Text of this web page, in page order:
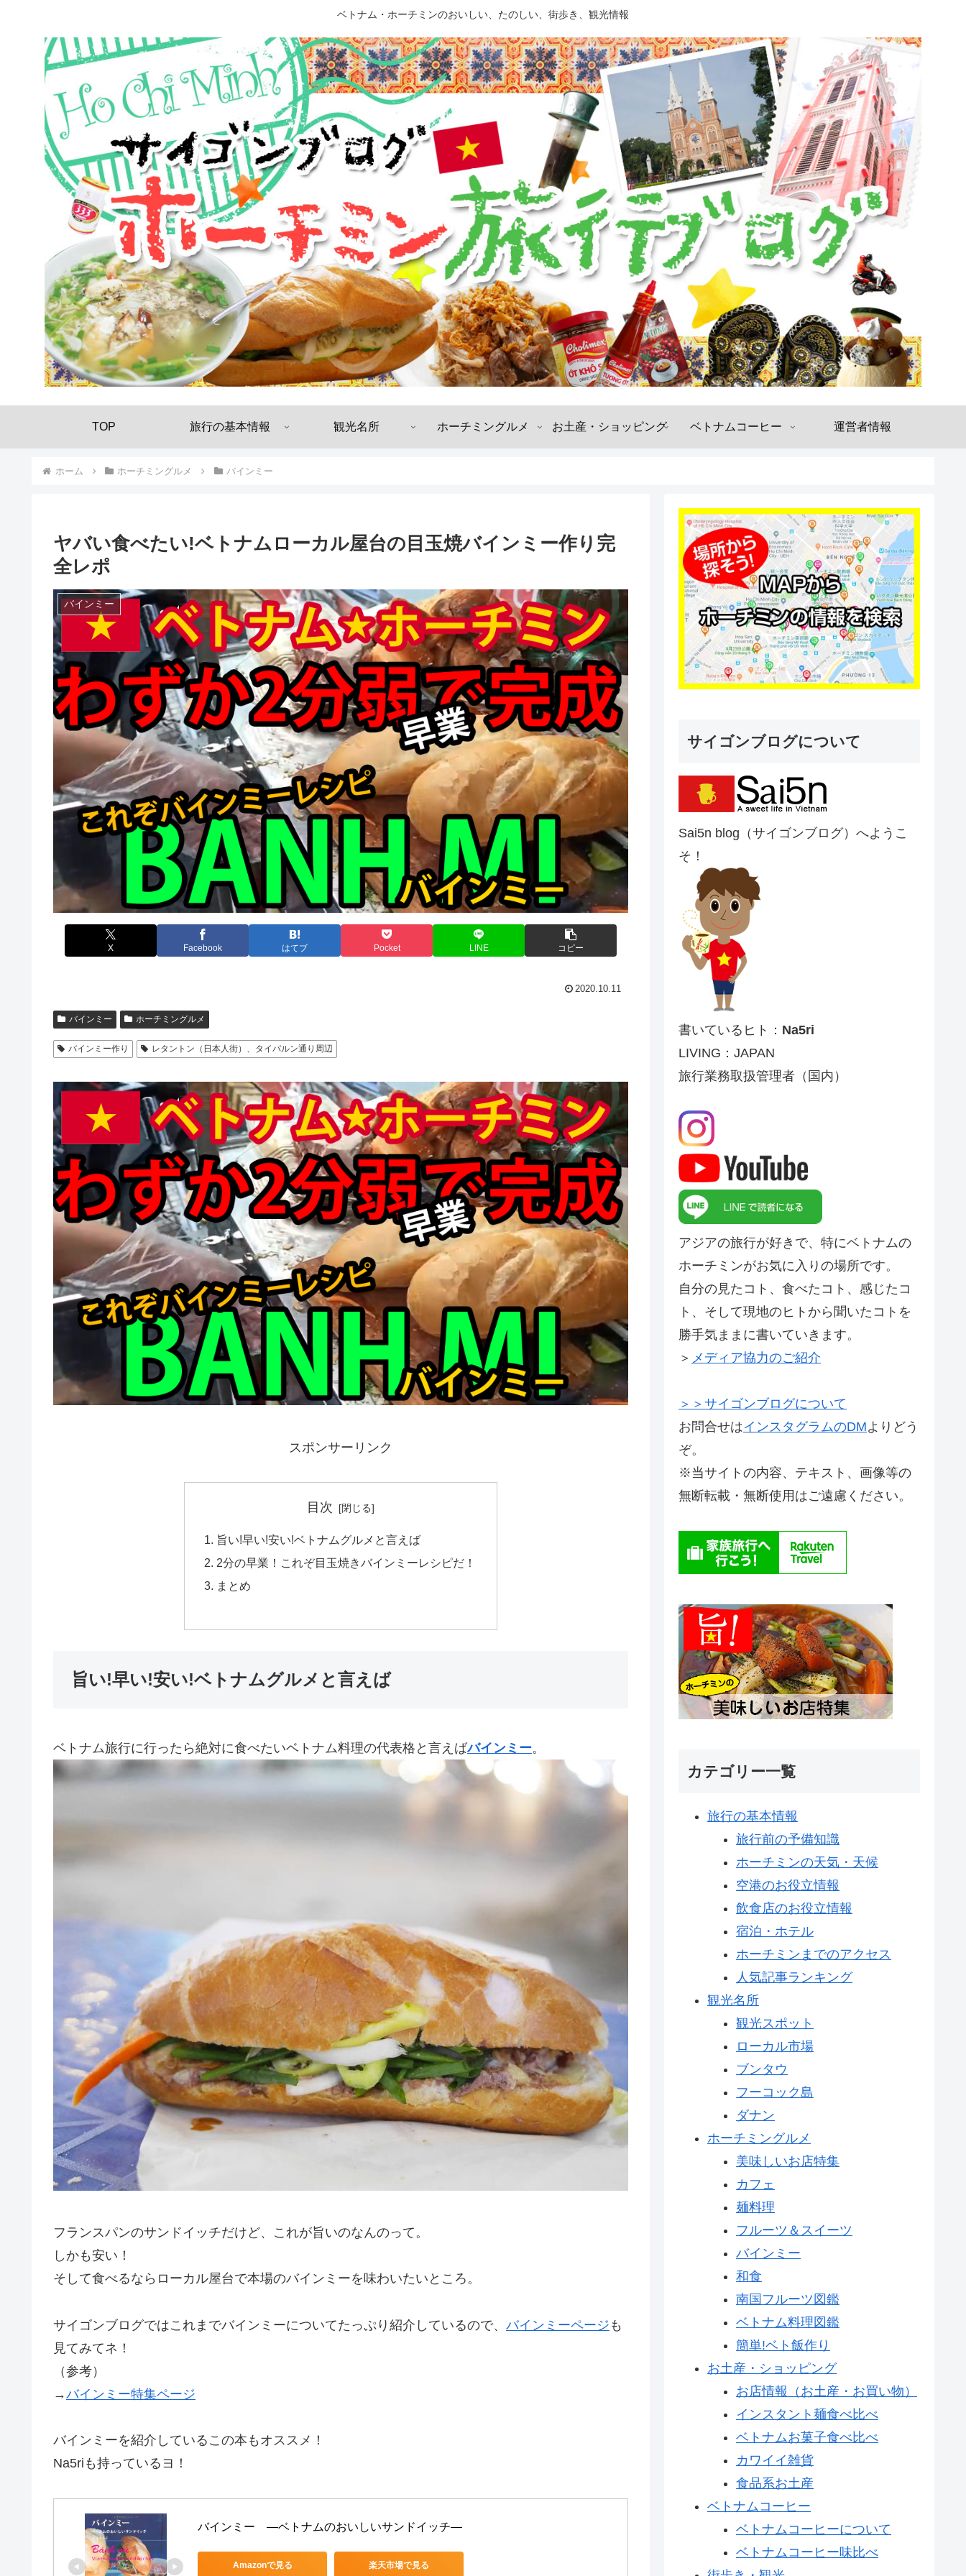
ベトナム・ホーチミンのおいしい、たのしい、街歩き、観光情報
TOP 旅行の基本情報 観光名所 ホーチミングルメ お土産・ショッピング ベトナムコーヒー 運営者情報
ホーム ホーチミングルメ バインミー
ヤバい食べたい!ベトナムローカル屋台の目玉焼バインミー作り完
全レポ
バインミー
X Facebook はてブ Pocket LINE コピー
2020.10.11
バインミー ホーチミングルメ
バインミー作り レタントン（日本人街）、タイバルン通り周辺
スポンサーリンク
目次
旨い!早い!安い!ベトナムグルメと言えば
2分の早業！これぞ目玉焼きバインミーレシピだ！
まとめ
旨い!早い!安い!ベトナムグルメと言えば
ベトナム旅行に行ったら絶対に食べたいベトナム料理の代表格と言えばバインミー。
フランスパンのサンドイッチだけど、これが旨いのなんのって。
しかも安い！
そして食べるならローカル屋台で本場のバインミーを味わいたいところ。
サイゴンブログではこれまでバインミーについてたっぷり紹介しているので、 バインミーページ も
見てみてネ！
（参考）
→バインミー特集ページ
バインミーを紹介しているこの本もオススメ！
Na5riも持っているヨ！
バインミー　―ベトナムのおいしいサンドイッチ―
Amazonで見る 楽天市場で見る
サイゴンブログについて
Sai5n blog（サイゴンブログ）へようこ
そ！
書いているヒト： Na5ri
LIVING：JAPAN
旅行業務取扱管理者（国内）
アジアの旅行が好きで、特にベトナムの
ホーチミンがお気に入りの場所です。
自分の見たコト、食べたコト、感じたコ
ト、そして現地のヒトから聞いたコトを
勝手気ままに書いていきます。
＞ メディア協力のご紹介
＞＞サイゴンブログについて
お問合せはインスタグラムのDMよりどう
ぞ。
※当サイトの内容、テキスト、画像等の
無断転載・無断使用はご遠慮ください。
カテゴリー一覧
旅行の基本情報
旅行前の予備知識
ホーチミンの天気・天候
空港のお役立情報
飲食店のお役立情報
宿泊・ホテル
ホーチミンまでのアクセス
人気記事ランキング
観光名所
観光スポット
ローカル市場
ブンタウ
フーコック島
ダナン
ホーチミングルメ
美味しいお店特集
カフェ
麺料理
フルーツ＆スイーツ
バインミー
和食
南国フルーツ図鑑
ベトナム料理図鑑
簡単!ベト飯作り
お土産・ショッピング
お店情報（お土産・お買い物）
インスタント麺食べ比べ
ベトナムお菓子食べ比べ
カワイイ雑貨
食品系お土産
ベトナムコーヒー
ベトナムコーヒーについて
ベトナムコーヒー味比べ